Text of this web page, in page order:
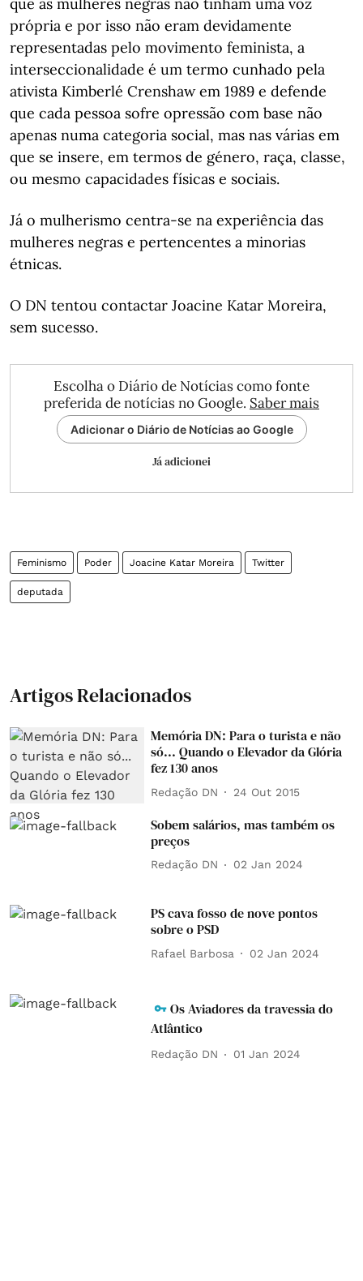
própria e por isso não eram devidamente
representadas pelo movimento feminista, a
interseccionalidade é um termo cunhado pela
ativista Kimberlé Crenshaw em 1989 e defende
que cada pessoa sofre opressão com base não
apenas numa categoria social, mas nas várias em
que se insere, em termos de género, raça, classe,
ou mesmo capacidades físicas e sociais.
Já o mulherismo centra-se na experiência das
mulheres negras e pertencentes a minorias
étnicas.
O DN tentou contactar Joacine Katar Moreira,
sem sucesso.
Escolha o Diário de Notícias como fonte
preferida de notícias no Google. Saber mais
Adicionar o Diário de Notícias ao Google
Já adicionei
Feminismo Poder Joacine Katar Moreira Twitter
deputada
Artigos Relacionados
Memória DN: Para o turista e não
só... Quando o Elevador da Glória
fez 130 anos
Redação DN 24 Out 2015
Sobem salários, mas também os
preços
Redação DN 02 Jan 2024
PS cava fosso de nove pontos
sobre o PSD
Rafael Barbosa 02 Jan 2024
Os Aviadores da travessia do
Atlântico
Redação DN 01 Jan 2024